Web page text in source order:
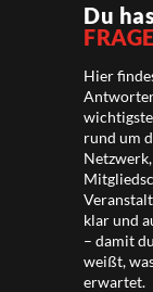
Du
Hier
rund um
Netzwerk,
klar und
– damit
weißt,
erwartet.